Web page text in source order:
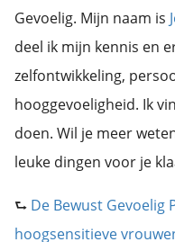
Gevoelig. Mijn naam is
deel ik mijn kennis en
zelfontwikkeling,
hooggevoeligheid. Ik
doen. Wil je meer
leuke dingen voor je
⮑ De Bewust Gevoelig
hoogsensitieve